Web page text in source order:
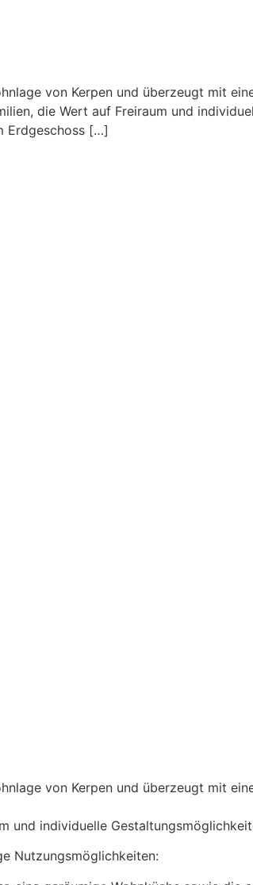
von Kerpen und überzeugt mit
die Wert auf Freiraum und
Erdgeschoss […]
von Kerpen und überzeugt mit
und individuelle
Nutzungsmöglichkeiten: